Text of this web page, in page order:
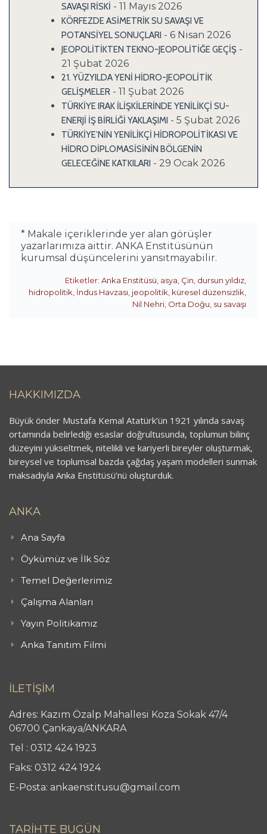
SAVAŞI RİSKİ - 11 Mayıs 2026
KÖRFEZDE ASİMETRİK SU SAVAŞI VE
POTANSİYEL SONUÇLARI - 6 Nisan 2026
JEOPOLİTİKTEN TEKNO-JEOPOLİTİĞE GEÇİŞ -
21 Şubat 2026
21. YÜZYILDA YENİ HİDRO-JEOPOLİTİK
GELİŞMELER - 11 Şubat 2026
TÜRKİYE IRAK İLİŞKİLERİNDE YENİLİKÇİ SU-
ENERJİ İŞ BİRLİĞİ YAKLAŞIMI - 5 Şubat 2026
TÜRKİYE’NİN YENİLİKÇİ HİDROPOLİTİKASI VE
HİDRO DİPLOMASİSİNİN BÖLGENİN
GELECEĞİNE KATKILARI - 29 Ocak 2026
* Makale içeriklerinde yer alan görüşler
yazarlarımıza aittir. ANKA Enstitüsünün
kurumsal düşüncelerini yansıtmayabilir.
Etiketler: Anka Enstitüsü asya Çin dursun yıldız
hidropolitik İndus Havzası jeopolitik küresel düzensizlik
Nil Nehri Orta Doğu su savaşı
HAKKIMIZDA
Büyük önder Mustafa Kemal Atatürk’ün 1921 yılında savaş
ortamında belirlediği esaslar doğrultusunda, toplumun bilinç
düzeyini yükseltmek, nitelikli ve kariyerli bireyler oluşturmak,
bireysel ve toplumsal bazda çağdaş yaşam modelleri sunmak
maksadıyla Anka Enstitüsü’nü oluşturduk.
ANKA
Ana Sayfa
Öykümüz ve İlk Söz
Temel Değerlerimiz
Çalışma Alanları
Yayın Politikamız
Anka Tanıtım Filmi
İLETİŞİM
Adres: Kazım Özalp Mahallesi Koza Sokak 47/4
06700 Çankaya/ANKARA
Tel : 0312 424 1923
Faks: 0312 424 1924
E-Posta: ankaenstitusu@gmail.com
TARİHTE BUGÜN